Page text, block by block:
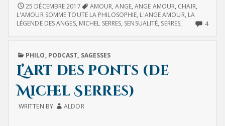
L’ANGE
AMOUR
25 DÉCEMBRE 2017 AMOUR,ANGE,ANGE AMOUR, CHAIR,
L'AMOUR SOMME TOUTE LA PHILOSOPHIE, L'ANGE AMOUR, LA
LÉGENDE DES ANGES, MICHEL SERRES, SENSUALITÉ, SERRES; 44
ON
PUBLISHED
PHILO, PODCAST, SAGESSES
L’art des ponts (de
Michel Serres)
WRITTEN BY ALDOR